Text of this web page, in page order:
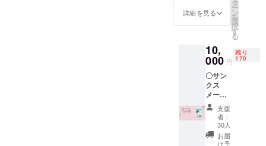
詳細を見る
タ
ー
ン
を
選
択
す
る
10,
000 円
残り
170
〇サン
クス
メール
〇絵本
「八重
山のマ
ラリ
ア」(仮
支援
者：
30人
お届
け予